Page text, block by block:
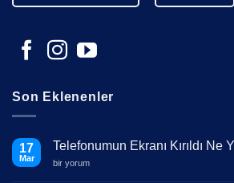
Son Eklenenler
17
Mar
Telefonumun Ekranı Kırıldı Ne
Telefonumun
bir yorum